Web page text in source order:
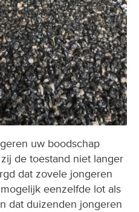
uw boodschap
de toestand niet langer
dat zovele jongeren
eenzelfde lot als
dat duizenden jongeren